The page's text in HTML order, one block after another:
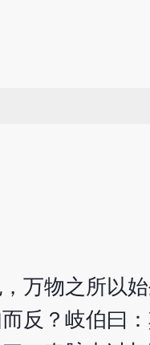
万物之所以
反？岐伯曰